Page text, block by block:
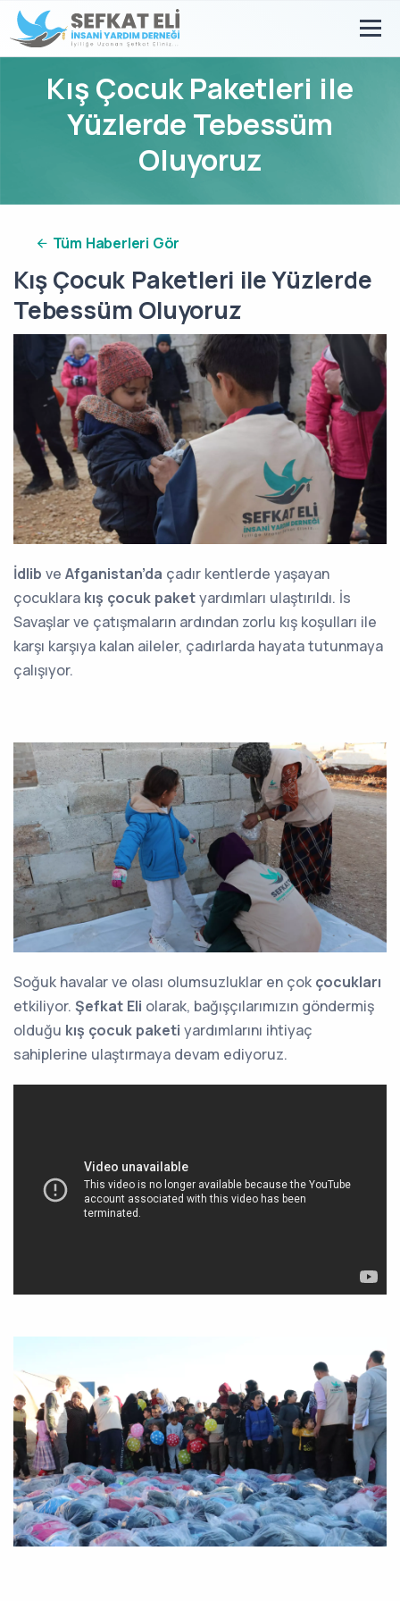
Kış Çocuk Paketleri ile
Yüzlerde Tebessüm
Oluyoruz
Tüm Haberleri Gör
Kış Çocuk Paketleri ile Yüzlerde
Tebessüm Oluyoruz
İdlib ve Afganistan’da çadır kentlerde yaşayan
çocuklara kış çocuk paketyardımları ulaştırıldı. İs
Savaşlar ve çatışmaların ardından zorlu kış koşulları ile
karşı karşıya kalan aileler, çadırlarda hayata tutunmaya
çalışıyor.
Soğuk havalar ve olası olumsuzluklar en çok çocukları
etkiliyor. Şefkat Eli olarak, bağışçılarımızın göndermiş
olduğu kış çocuk paketi yardımlarını ihtiyaç
sahiplerine ulaştırmaya devam ediyoruz.